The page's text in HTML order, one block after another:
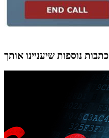
כתבות נוספות שיעניינו אותך